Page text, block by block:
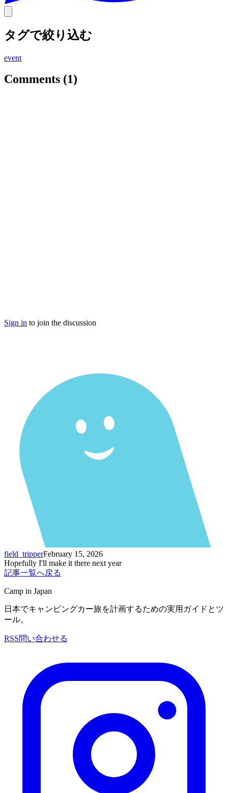
タグで絞り込む
event
Comments (1)
Sign in to join the discussion
field_tripperFebruary 15, 2026
Hopefully I'll make it there next year
記事一覧へ戻る
Camp in Japan
日本でキャンピングカー旅を計画するための実用ガイドとツ
ール。
RSS問い合わせる